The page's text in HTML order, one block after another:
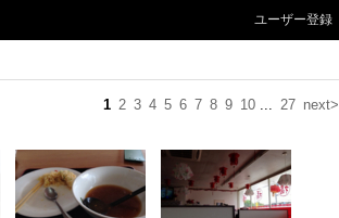
ユーザー登録
1 2 3 4 5 6 7 8 9 10 ... 27 next>